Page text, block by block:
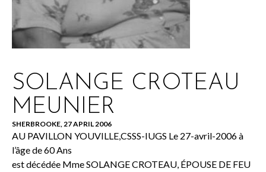
SOLANGE CROTEAU
MEUNIER
SHERBROOKE, 27 APRIL 2006
AU PAVILLON YOUVILLE,CSSS-IUGS Le 27-avril-2006 à
l’âge de 60 Ans
est décédée Mme SOLANGE CROTEAU, ÉPOUSE DE FEU